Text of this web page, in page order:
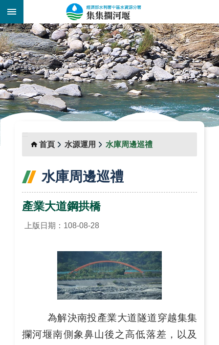
跳到主要內容區塊
::: _
:::
首頁
水源運用 水庫周邊巡禮
水庫周邊巡禮
產業大道鋼拱橋
上版日期：108-08-28
為解決南投產業大道隧道穿越集集
攔河堰南側象鼻山後之高低落差，以及